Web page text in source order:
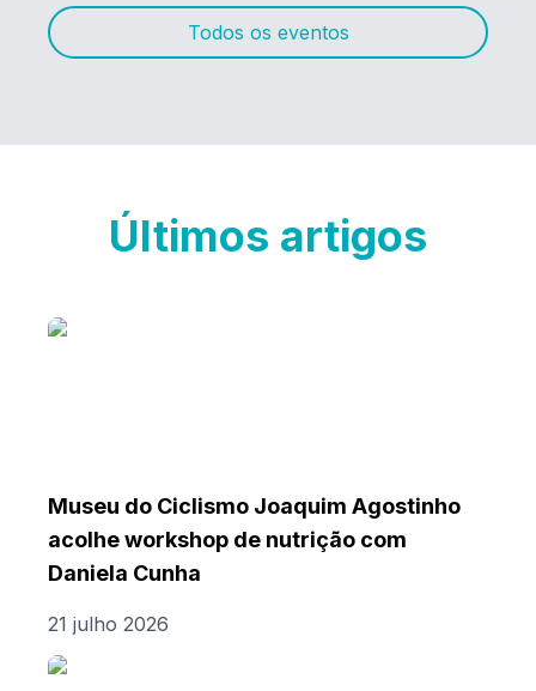
Todos os eventos
Últimos artigos
Museu do Ciclismo Joaquim Agostinho
acolhe workshop de nutrição com
Daniela Cunha
21 julho 2026